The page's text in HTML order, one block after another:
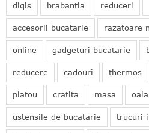
diqis brabantia reduceri
accesorii bucatarie razatoare
online gadgeturi bucatarie
reducere cadouri thermos
platou cratita masa oala
ustensile de bucatarie trucuri